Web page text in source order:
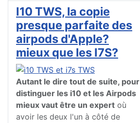
I10 TWS, la copie
presque parfaite des
airpods d'Apple?
mieux que les I7S?
Autant le dire tout de suite, pour
distinguer les i10 et les Airpods
mieux vaut être un expert où
avoir les deux l'un à côté de